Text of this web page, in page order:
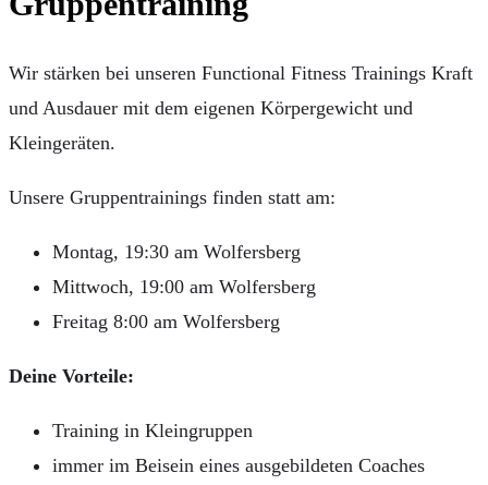
Wir stärken bei unseren Functional Fitness Trainings Kraft
und Ausdauer mit dem eigenen Körpergewicht und
Kleingeräten.
Unsere Gruppentrainings finden statt am:
Montag, 19:30 am Wolfersberg
Mittwoch, 19:00 am Wolfersberg
Freitag 8:00 am Wolfersberg
Deine Vorteile:
Training in Kleingruppen
immer im Beisein eines ausgebildeten Coaches